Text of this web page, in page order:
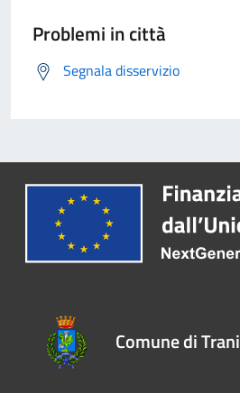
Problemi in città
Segnala disservizio
Comune di Trani